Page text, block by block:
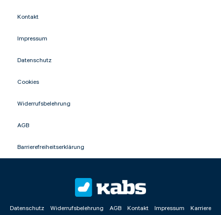
Kontakt
Impressum
Datenschutz
Cookies
Widerrufsbelehrung
AGB
Barrierefreiheitserklärung
Datenschutz Widerrufsbelehrung AGB Kontakt Impressum Karriere